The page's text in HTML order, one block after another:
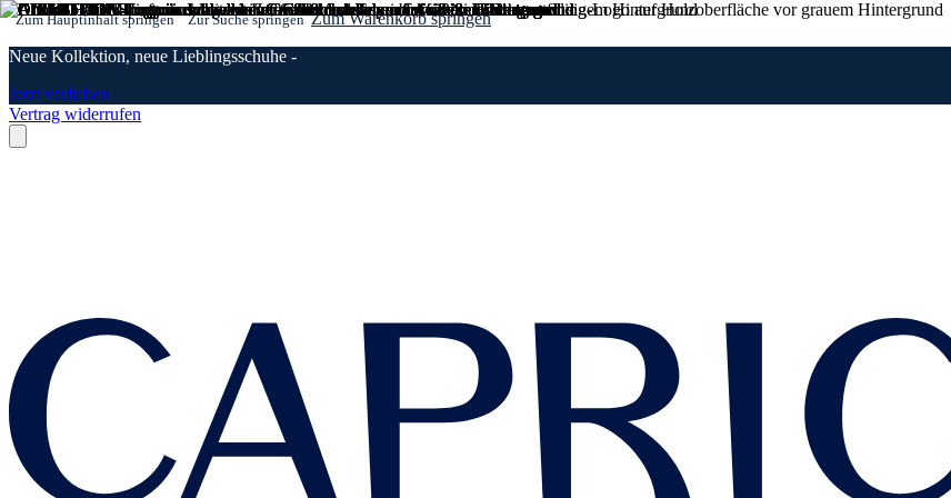
Zum Hauptinhalt springen Zur Suche springen Zum Warenkorb springen
Neue Kollektion, neue Lieblingsschuhe -
Jetzt verlieben
Vertrag widerrufen